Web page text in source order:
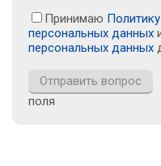
Принимаю
персональных данных
персональных данных
поля